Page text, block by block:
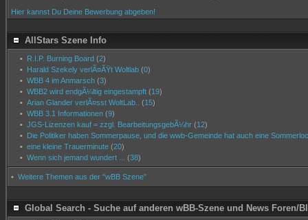
Hier kannst Du Deine Bewerbung abgeben!
AllStars Szene Info
• R.I.P. Burning Board (2)
• Harald Szekely verlÃ¤ÃŸt Woltlab (0)
• WBB 4 im Anmarsch (3)
• WBB2 wird endgÃ¼ltig eingestampft (19)
• Arian Glander verlÃ¤sst WoltLab.. (15)
• WBB 3.1 Informationen (9)
• JGS-Lizenzen kauf = zzgl. BearbeitungsgebÃ¼hr (12)
• Die Politiker haben Sommerpause, und die wwb-Gemeinde hat auch eine
• eine kleine Trauerminute (20)
• Wenn sich jemand wundert ... (38)
• Weitere Themen aus der "wBB Szene"
Global Search - Suche auf anderen wBB-Szene und News Foren/